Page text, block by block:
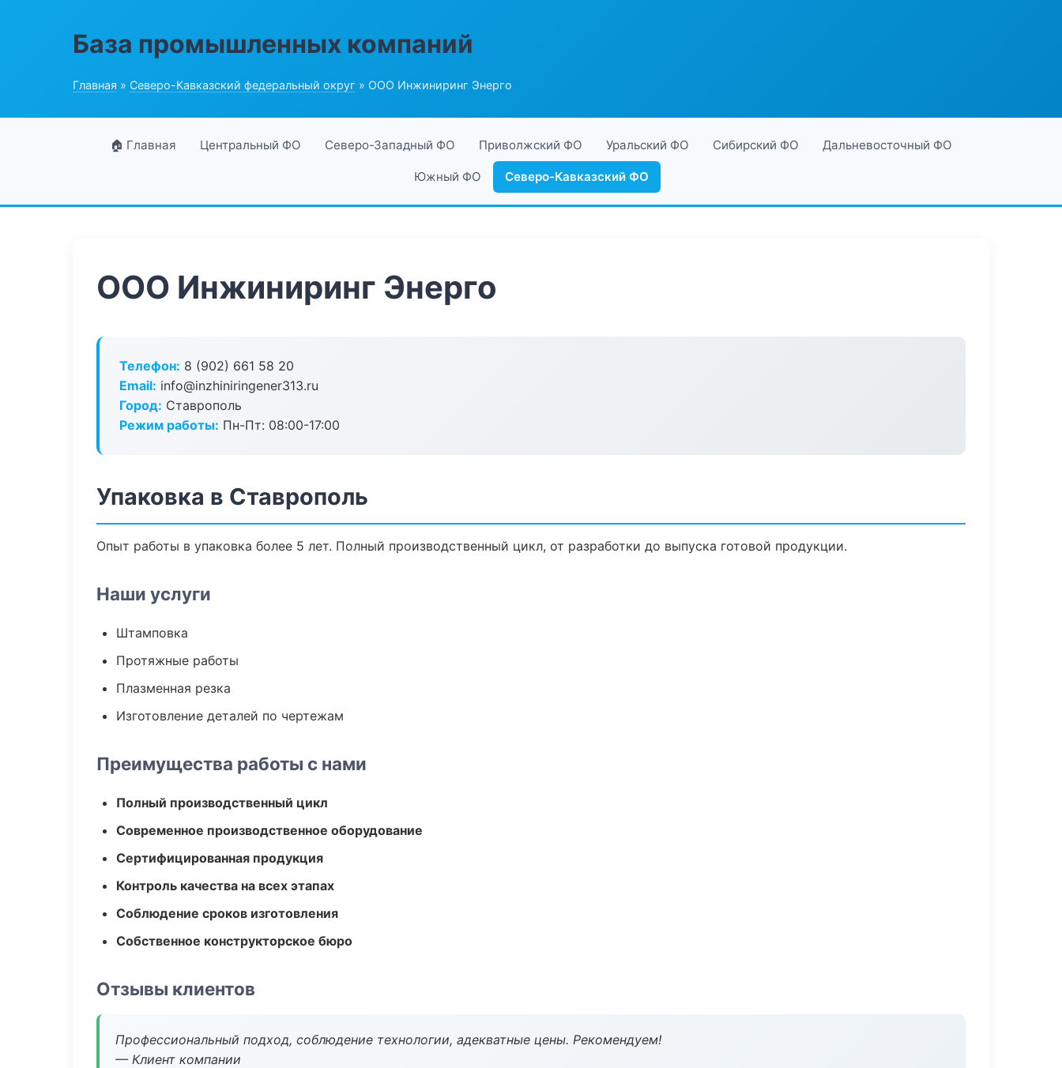
База промышленных компаний
Главная » Северо-Кавказский федеральный округ » ООО Инжиниринг Энерго
🏠 Главная Центральный ФО Северо-Западный ФО Приволжский ФО Уральский ФО Сибирский ФО Дальневосточный ФО
Южный ФО Северо-Кавказский ФО
ООО Инжиниринг Энерго
Телефон: 8 (902) 661 58 20
Email: info@inzhiniringener313.ru
Город: Ставрополь
Режим работы: Пн-Пт: 08:00-17:00
Упаковка в Ставрополь
Опыт работы в упаковка более 5 лет. Полный производственный цикл, от разработки до выпуска готовой продукции.
Наши услуги
Штамповка
Протяжные работы
Плазменная резка
Изготовление деталей по чертежам
Преимущества работы с нами
Полный производственный цикл
Современное производственное оборудование
Сертифицированная продукция
Контроль качества на всех этапах
Соблюдение сроков изготовления
Собственное конструкторское бюро
Отзывы клиентов
Профессиональный подход, соблюдение технологии, адекватные цены. Рекомендуем!
— Клиент компании